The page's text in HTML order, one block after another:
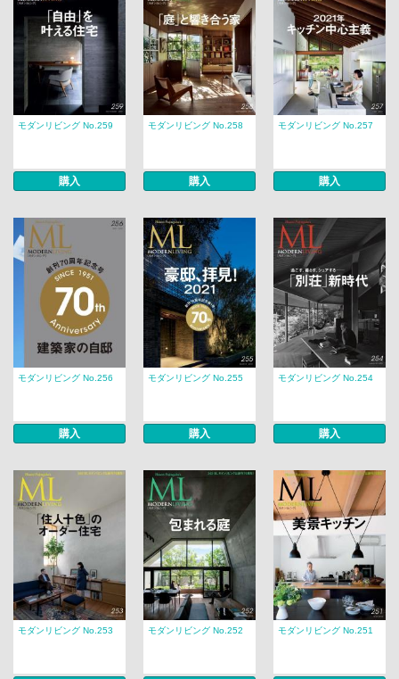
モダンリビング No.259
購入
モダンリビング No.258
購入
モダンリビング No.257
購入
モダンリビング No.256
購入
モダンリビング No.255
購入
モダンリビング No.254
購入
モダンリビング No.253 モダンリビング No.252 モダンリビング No.251